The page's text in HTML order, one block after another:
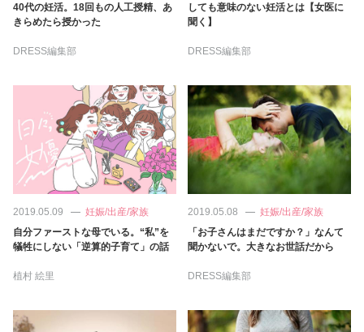
占い
ゲーム
40代の妊活。18回もの人工授精、あ
きらめたら授かった
DRESS編集部
しても意味のない妊活とは【女医に
聞く】
DRESS編集部
2019.05.09
妊娠/出産/家族
自分ファーストな母でいる。“私”を
犠牲にしない「逆算的子育て」の話
植村 絵里
2019.05.08
妊娠/出産/家族
「お子さんはまだですか？」なんて
聞かないで。大きなお世話だから
DRESS編集部